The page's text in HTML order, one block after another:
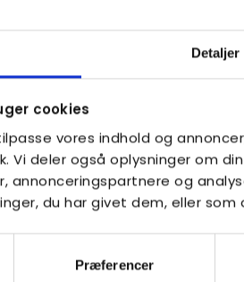
Detaljer
cookies
vores indhold og
Vi deler også oplysninger om
annonceringspartnere og
du har givet dem, eller
Præferencer
med sansning.
andre sanseindtryk
Når sanseindtryk
vanskeligere at regulere
fysiske og
til strategier, der hjælper
Det kan være at skabe
sensoriske hjælpemidler
At kende sine egne